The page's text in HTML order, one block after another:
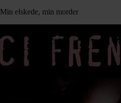
Min elskede, min morder